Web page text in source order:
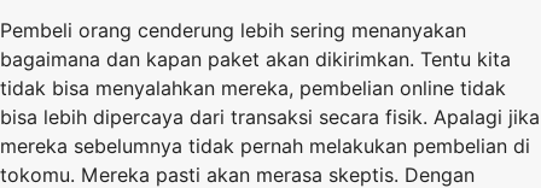
Pembeli orang cenderung lebih sering menanyakan
bagaimana dan kapan paket akan dikirimkan. Tentu kita
tidak bisa menyalahkan mereka, pembelian online tidak
bisa lebih dipercaya dari transaksi secara fisik. Apalagi jika
mereka sebelumnya tidak pernah melakukan pembelian di
tokomu. Mereka pasti akan merasa skeptis. Dengan